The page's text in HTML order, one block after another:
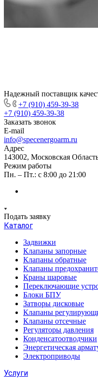
Надежный поставщик
+7 (910) 459-39-38
+7 (910) 459-39-38
Заказать звонок
E-mail
info@specenergoarm.ru
Адрес
143002, Московская
Режим работы
Пн. – Пт.: с 8:00 до 21:00
Подать заявку
Каталог
Задвижки
Клапаны запорные
Клапаны обратные
Клапаны
Краны шаровые
Переключающие
Блоки БПУ
Затворы дисковые
Клапаны
Клапаны отсечные
Регуляторы давления
Конденсатоотводчики
Энергетическая
Электроприводы
Услуги